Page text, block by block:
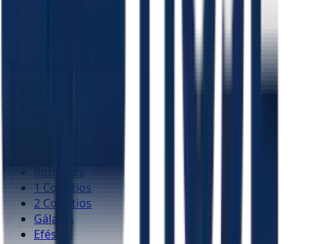
Romanos
1 Coríntios
2 Coríntios
Gálatas
Efésios